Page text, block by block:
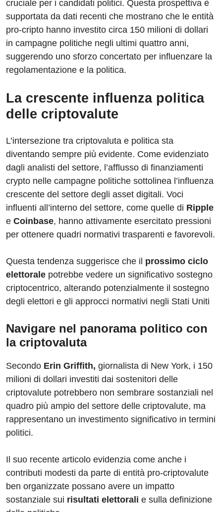
cruciale per i candidati politici. Questa prospettiva è
supportata da dati recenti che mostrano che le entità
pro-cripto hanno investito circa 150 milioni di dollari
in campagne politiche negli ultimi quattro anni,
suggerendo uno sforzo concertato per influenzare la
regolamentazione e la politica.
La crescente influenza politica
delle criptovalute
L’intersezione tra criptovaluta e politica sta
diventando sempre più evidente. Come evidenziato
dagli analisti del settore, l’afflusso di finanziamenti
crypto nelle campagne politiche sottolinea l’influenza
crescente del settore degli asset digitali. Voci
influenti all’interno del settore, come quelle di Ripple
e Coinbase, hanno attivamente esercitato pressioni
per ottenere quadri normativi trasparenti e favorevoli.
Questa tendenza suggerisce che il prossimo ciclo
elettorale potrebbe vedere un significativo sostegno
criptocentrico, alterando potenzialmente il sostegno
degli elettori e gli approcci normativi negli Stati Uniti
Navigare nel panorama politico con
la criptovaluta
Secondo Erin Griffith, giornalista di New York, i 150
milioni di dollari investiti dai sostenitori delle
criptovalute potrebbero non sembrare sostanziali nel
quadro più ampio del settore delle criptovalute, ma
rappresentano un investimento significativo in termini
politici.
Il suo recente articolo evidenzia come anche i
contributi modesti da parte di entità pro-criptovalute
ben organizzate possano avere un impatto
sostanziale sui risultati elettorali e sulla definizione